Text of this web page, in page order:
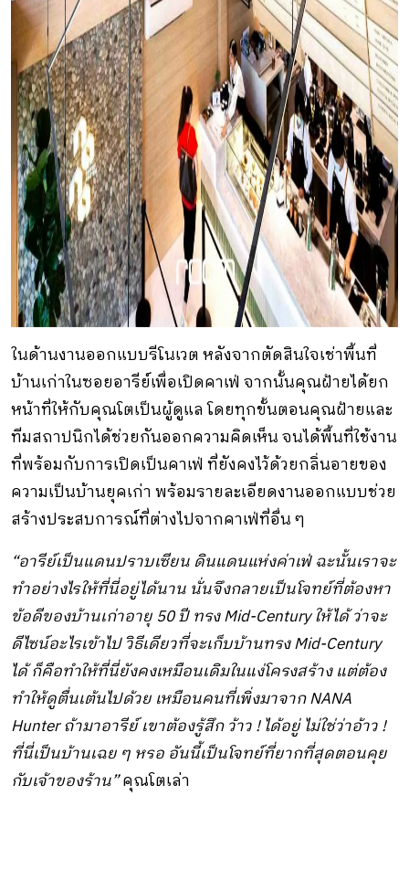
ในด้านงานออกแบบรีโนเวต หลังจากตัดสินใจเช่าพื้นที่
บ้านเก่าในซอยอารีย์เพื่อเปิดคาเฟ่ จากนั้นคุณฝ้ายได้ยก
หน้าที่ให้กับคุณโตเป็นผู้ดูแล โดยทุกขั้นตอนคุณฝ้ายและ
ทีมสถาปนิกได้ช่วยกันออกความคิดเห็น จนได้พื้นที่ใช้งาน
ที่พร้อมกับการเปิดเป็นคาเฟ่ ที่ยังคงไว้ด้วยกลิ่นอายของ
ความเป็นบ้านยุคเก่า พร้อมรายละเอียดงานออกแบบช่วย
สร้างประสบการณ์ที่ต่างไปจากคาเฟ่ที่อื่น ๆ
“อารีย์เป็นแดนปราบเซียน ดินแดนแห่งค่าเฟ่ฉะนั้นเราจะ
ทำอย่างไรให้ที่นี่อยู่ได้นาน นั่นจึงกลายเป็นโจทย์ที่ต้องหา
ข้อดีของบ้านเก่าอายุ 50 ปี ทรง Mid-Century ให้ได้ ว่าจะ
ดีไซน์อะไรเข้าไป วิธีเดียวที่จะเก็บบ้านทรง Mid-Century
ได้ ก็คือทำให้ที่นี่ยังคงเหมือนเดิมในแง่โครงสร้าง แต่ต้อง
ทำให้ดูตื่นเต้นไปด้วย เหมือนคนที่เพิ่งมาจาก NANA
Hunter ถ้ามาอารีย์ เขาต้องรู้สึก ว้าว ! ได้อยู่ ไม่ใช่ว่าอ้าว !
ที่นี่เป็นบ้านเฉย ๆ หรอ อันนี้เป็นโจทย์ที่ยากที่สุดตอนคุย
กับเจ้าของร้าน”คุณโตเล่า